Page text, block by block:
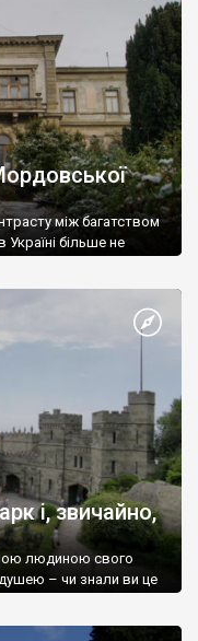
між багатством
більше не
і, звичайно,
людиною свого
– чи знали ви це